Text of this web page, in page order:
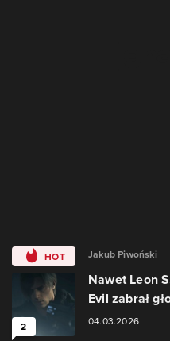
HOT
2
Jakub Piwoński
Nawet Leon
Evil zabrał
04.03.2026